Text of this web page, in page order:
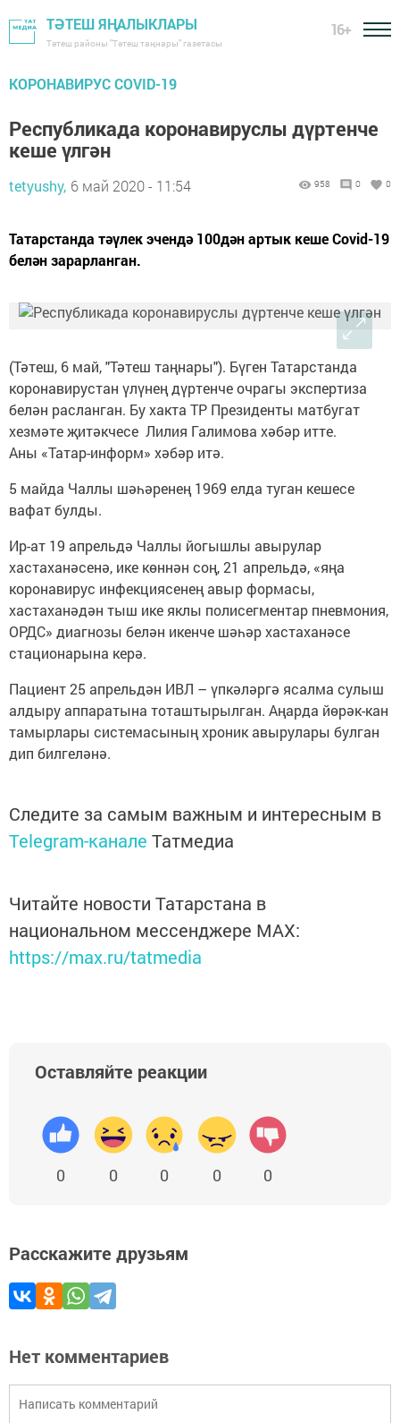
ТӘТЕШ ЯҢАЛЫКЛАРЫ
Тәтеш районы "Тәтеш таңнары" газетасы
16+
КОРОНАВИРУС COVID-19
Республикада коронавируслы дүртенче
кеше үлгән
tetyushy, 6 май 2020 - 11:54 958 0 0
Татарстанда тәүлек эчендә 100дән артык кеше Covid-19
белән зарарланган.
(Тәтеш, 6 май, "Тәтеш таңнары"). Бүген Татарстанда
коронавирустан үлүнең дүртенче очрагы экспертиза
белән расланган. Бу хакта ТР Президенты матбугат
хезмәте җитәкчесе Лилия Галимова хәбәр итте.
Аны «Татар-информ» хәбәр итә.
5 майда Чаллы шәһәренең 1969 елда туган кешесе
вафат булды.
Ир-ат 19 апрельдә Чаллы йогышлы авырулар
хастаханәсенә, ике көннән соң, 21 апрельдә, «яңа
коронавирус инфекциясенең авыр формасы,
хастаханәдән тыш ике яклы полисегментар пневмония,
ОРДС» диагнозы белән икенче шәһәр хастаханәсе
стационарына керә.
Пациент 25 апрельдән ИВЛ – үпкәләргә ясалма сулыш
алдыру аппаратына тоташтырылган. Аңарда йөрәк-кан
тамырлары системасының хроник авырулары булган
дип билгеләнә.
Следите за самым важным и интересным в
Telegram-канале Татмедиа
Читайте новости Татарстана в
национальном мессенджере MАХ:
https://max.ru/tatmedia
Оставляйте реакции
0 0 0 0 0
Расскажите друзьям
Нет комментариев